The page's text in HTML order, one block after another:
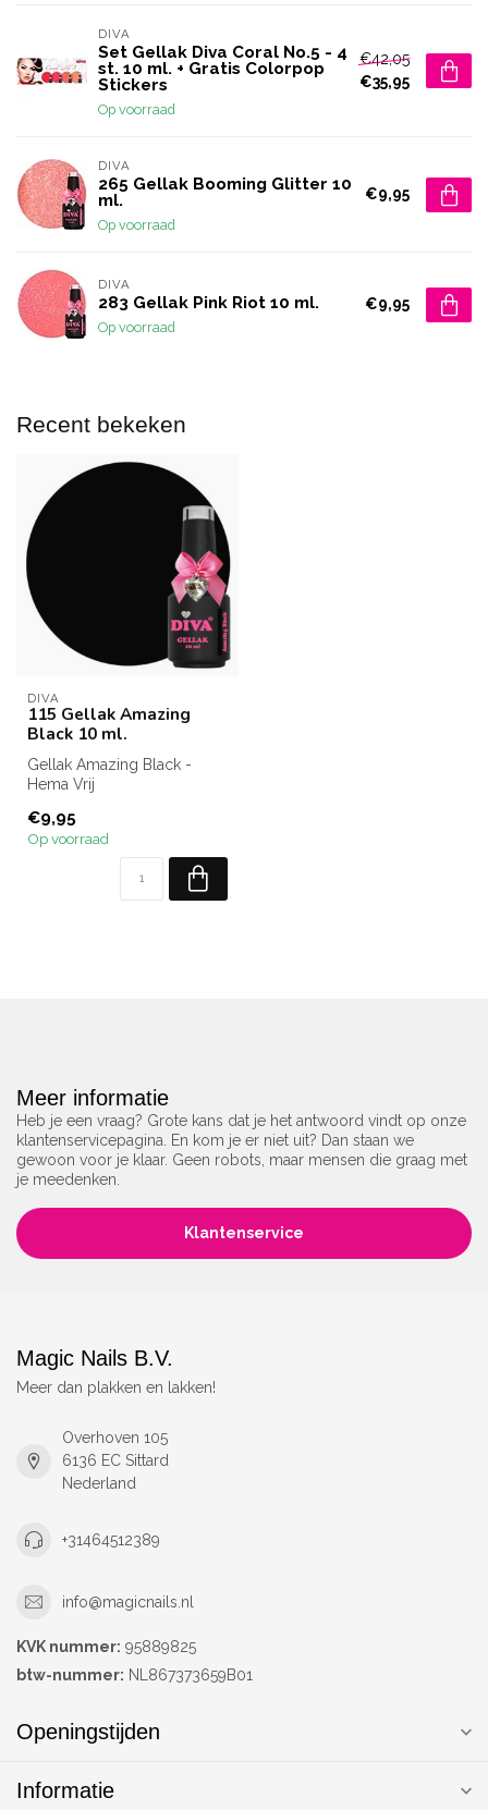
DIVA
Set Gellak Diva Coral No.5 - 4
st. 10 ml. + Gratis Colorpop
Stickers
Op voorraad
€42,05
€35,95
DIVA
265 Gellak Booming Glitter 10
ml.
Op voorraad
€9,95
DIVA
283 Gellak Pink Riot 10 ml.
Op voorraad
€9,95
Recent bekeken
DIVA
115 Gellak Amazing
Black 10 ml.
Gellak Amazing Black -
Hema Vrij
€9,95
Op voorraad
Meer informatie
Heb je een vraag? Grote kans dat je het antwoord vindt op onze
klantenservicepagina. En kom je er niet uit? Dan staan we
gewoon voor je klaar. Geen robots, maar mensen die graag met
je meedenken.
Klantenservice
Magic Nails B.V.
Meer dan plakken en lakken!
Overhoven 105
6136 EC Sittard
Nederland
+31464512389
info@magicnails.nl
KVK nummer: 95889825
btw-nummer: NL867373659B01
Openingstijden
Informatie